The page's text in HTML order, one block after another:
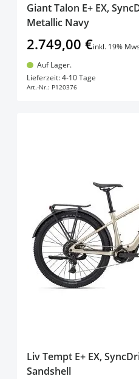
Giant Talon E+ EX,
Metallic Navy
2.749,00 €inkl. 19%
Auf Lager.
Lieferzeit: 4-10 Tage
Art.-Nr.: P120376
Liv Tempt E+ EX,
Sandshell